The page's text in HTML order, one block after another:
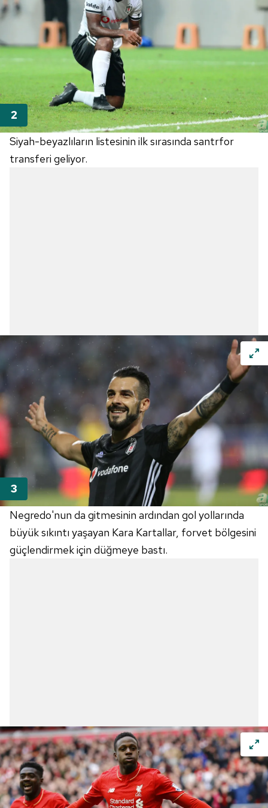
Siyah-beyazlıların listesinin ilk sırasında santrfor
transferi geliyor.
Negredo'nun da gitmesinin ardından gol yollarında
büyük sıkıntı yaşayan Kara Kartallar, forvet bölgesini
güçlendirmek için düğmeye bastı.